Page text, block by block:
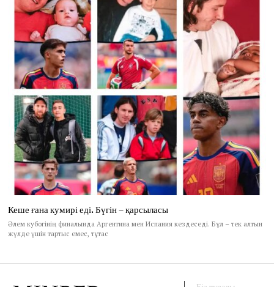
Кеше ғана кумирі еді. Бүгін – қарсыласы
Әлем кубогінің финалында Аргентина мен Испания кездеседі. Бұл – тек алтын
жүлде үшін тартыс емес, тұтас